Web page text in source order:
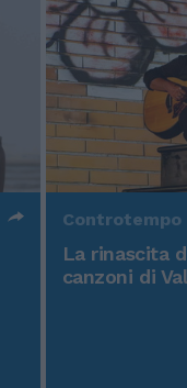
Controtempo
La rinascita
canzoni di